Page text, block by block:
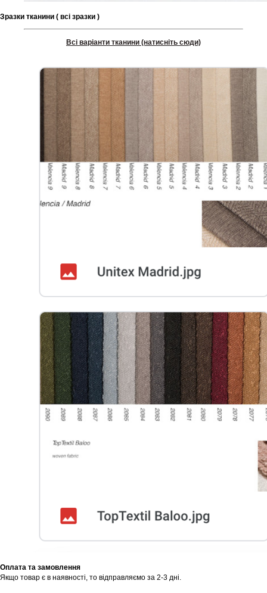
Зразки тканини ( всі зразки )
Всі варіанти тканини (натисніть сюди)
Оплата та замовлення
Якщо товар є в наявності, то відправляємо за 2-3 дні.
Шоурум
Tekstura
Записатися